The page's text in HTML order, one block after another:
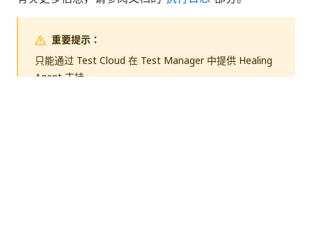
重要提示：
只能通过 Test Cloud 在 Test Manager 中提供 Healing
Agent 支持。